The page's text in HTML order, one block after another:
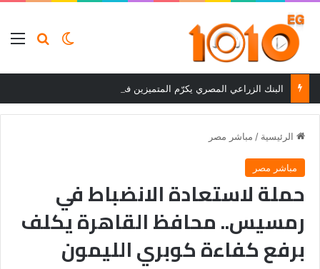
بحثالوضع
الرئيسية / مباشر مصر
مباشر مصر
حملة لاستعادة الانضباط في
رمسيس.. محافظ القاهرة يكلف
برفع كفاءة كوبري الليمون